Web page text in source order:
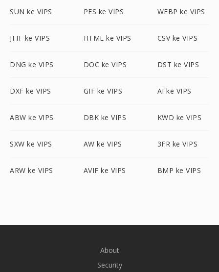
SUN ke VIPS PES ke VIPS WEBP ke VIPS
JFIF ke VIPS HTML ke VIPS CSV ke VIPS
DNG ke VIPS DOC ke VIPS DST ke VIPS
DXF ke VIPS GIF ke VIPS AI ke VIPS
ABW ke VIPS DBK ke VIPS KWD ke VIPS
SXW ke VIPS AW ke VIPS 3FR ke VIPS
ARW ke VIPS AVIF ke VIPS BMP ke VIPS
About
Security